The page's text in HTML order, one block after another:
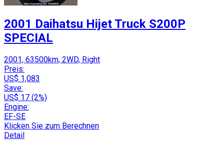
2001 Daihatsu Hijet Truck S200P
SPECIAL
2001, 63500km, 2WD, Right
Preis:
US$ 1,083
Save:
US$ 17 (2%)
Engine:
EF-SE
Klicken Sie zum Berechnen
Detail